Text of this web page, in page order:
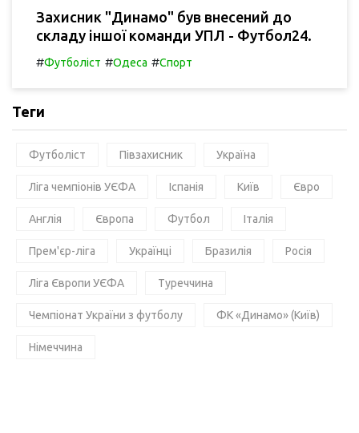
Захисник "Динамо" був внесений до
складу іншої команди УПЛ - Футбол24.
#Футболіст #Одеса #Спорт
Теги
Футболіст Півзахисник Україна
Ліга чемпіонів УЄФА Іспанія Київ Євро
Англія Європа Футбол Італія
Прем'єр-ліга Українці Бразилія Росія
Ліга Європи УЄФА Туреччина
Чемпіонат України з футболу ФК «Динамо» (Київ)
Німеччина